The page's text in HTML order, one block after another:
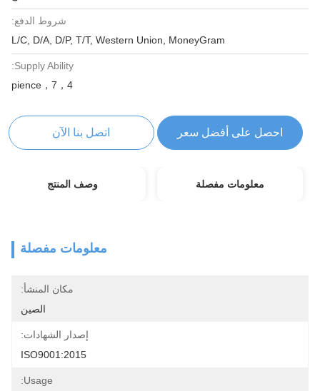
شروط الدفع:
L/C, D/A, D/P, T/T, Western Union, MoneyGram
Supply Ability:
4，pience，7
احصل على أفضل سعر اتصل بنا الآن
معلومات مفصلة وصف المنتج
معلومات مفصلة
مكان المنشأ:
الصين
إصدار الشهادات:
ISO9001:2015
Usage: